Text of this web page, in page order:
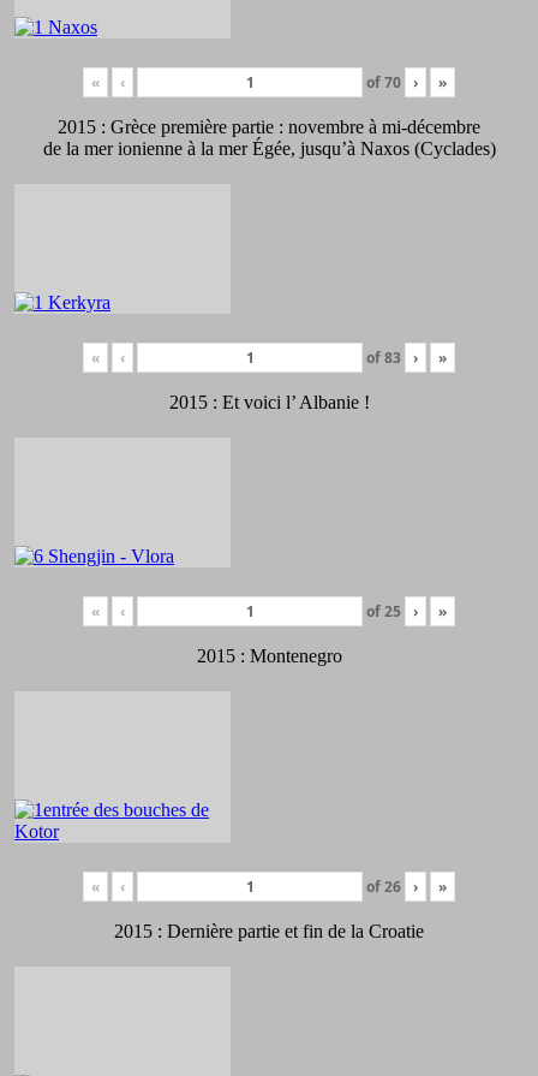
« ‹ of70 › »
2015 : Grèce première partie : novembre à mi-décembre
de la mer ionienne à la mer Égée, jusqu’à Naxos (Cyclades)
« ‹ of83 › »
2015 : Et voici l’ Albanie !
« ‹ of25 › »
2015 : Montenegro
« ‹ of26 › »
2015 : Dernière partie et fin de la Croatie